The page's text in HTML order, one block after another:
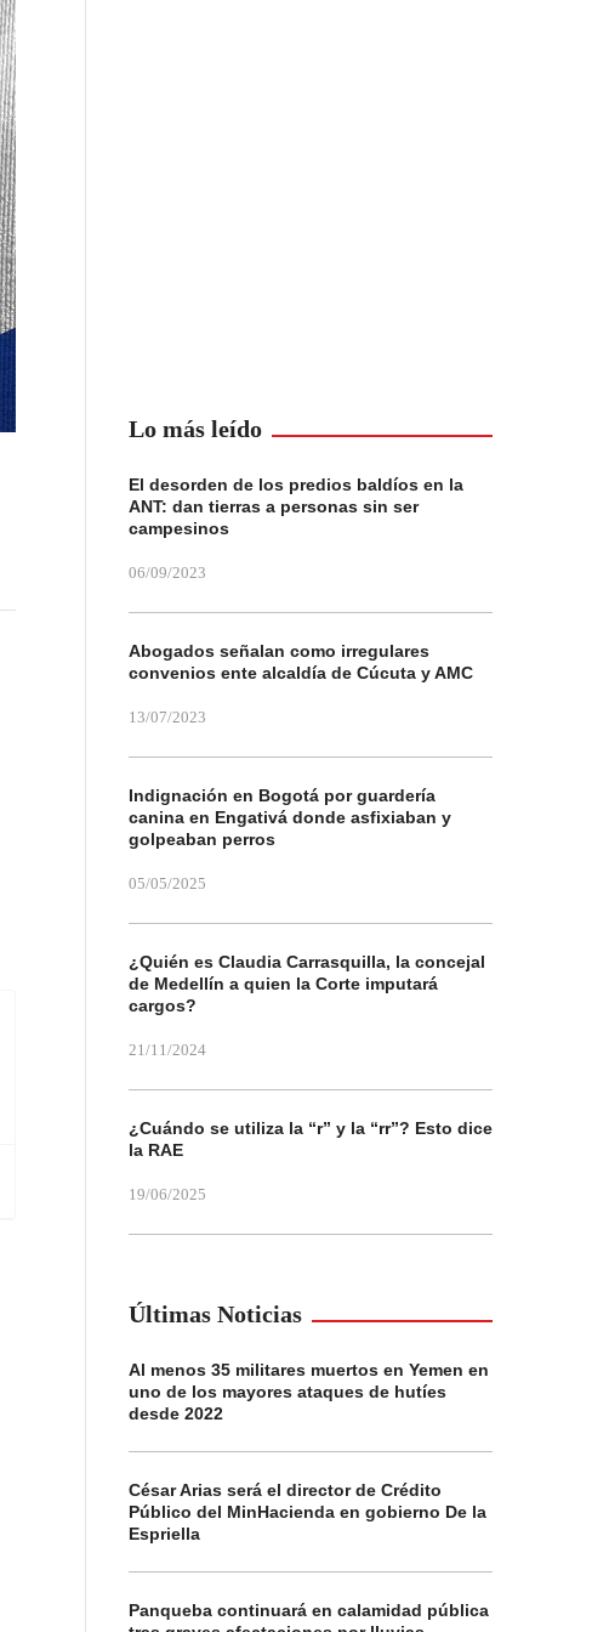
Lo más leído
El desorden de los predios baldíos en la
ANT: dan tierras a personas sin ser
campesinos
06/09/2023
Abogados señalan como irregulares
convenios ente alcaldía de Cúcuta y AMC
13/07/2023
Indignación en Bogotá por guardería
canina en Engativá donde asfixiaban y
golpeaban perros
05/05/2025
¿Quién es Claudia Carrasquilla, la concejal
de Medellín a quien la Corte imputará
cargos?
21/11/2024
¿Cuándo se utiliza la “r” y la “rr”? Esto dice
la RAE
19/06/2025
Últimas Noticias
Al menos 35 militares muertos en Yemen en
uno de los mayores ataques de hutíes
desde 2022
César Arias será el director de Crédito
Público del MinHacienda en gobierno De la
Espriella
Panqueba continuará en calamidad pública